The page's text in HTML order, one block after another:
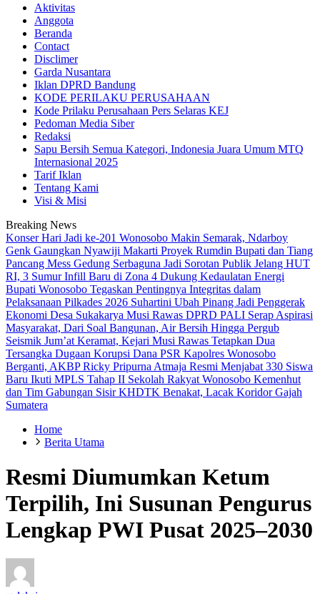
Aktivitas
Anggota
Beranda
Contact
Disclimer
Garda Nusantara
Iklan DPRD Bandung
KODE PERILAKU PERUSAHAAN
Kode Prilaku Perusahaan Pers Selaras KEJ
Pedoman Media Siber
Redaksi
Sapu Bersih Semua Kategori, Indonesia Juara Umum MTQ
Internasional 2025
Tarif Iklan
Tentang Kami
Visi & Misi
Breaking News
Konser Hari Jadi ke-201 Wonosobo Makin Semarak, Ndarboy
Genk Gaungkan Nyawiji Makarti Proyek Rumdin Bupati dan Tiang
Pancang Mess Gedung Serbaguna Jadi Sorotan Publik Jelang HUT
RI, 3 Sumur Infill Baru di Zona 4 Dukung Kedaulatan Energi
Bupati Wonosobo Tegaskan Pentingnya Integritas dalam
Pelaksanaan Pilkades 2026 Suhartini Ubah Pinang Jadi Penggerak
Ekonomi Desa Sukakarya Musi Rawas DPRD PALI Serap Aspirasi
Masyarakat, Dari Soal Bangunan, Air Bersih Hingga Pergub
Seismik Jum’at Keramat, Kejari Musi Rawas Tetapkan Dua
Tersangka Dugaan Korupsi Dana PSR Kapolres Wonosobo
Berganti, AKBP Ricky Pripurna Atmaja Resmi Menjabat 330 Siswa
Baru Ikuti MPLS Tahap II Sekolah Rakyat Wonosobo Kemenhut
dan Tim Gabungan Sisir KHDTK Benakat, Lacak Koridor Gajah
Sumatera
Home
Berita Utama
Resmi Diumumkan Ketum
Terpilih, Ini Susunan Pengurus
Lengkap PWI Pusat 2025–2030